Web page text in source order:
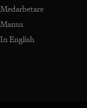
Medarbetare
Manus
In English